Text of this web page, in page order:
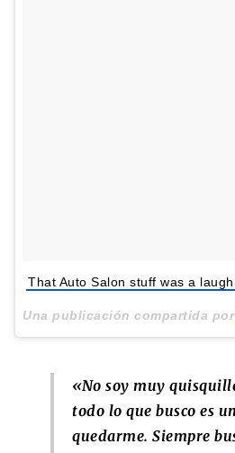
That Auto Salon stuff was a laugh
Una publicación compartida por
«No soy muy
todo lo que busco es
quedarme. Siempre